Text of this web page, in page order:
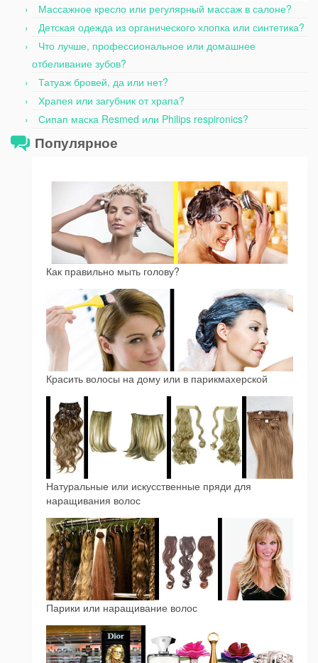
Массажное кресло или регулярный массаж в салоне?
Детская одежда из органического хлопка или синтетика?
Что лучше, профессиональное или домашнее
отбеливание зубов?
Татуаж бровей, да или нет?
Храпея или загубник от храпа?
Сипап маска Resmed или Philips respironics?
Популярное
Как правильно мыть голову?
Красить волосы на дому или в парикмахерской
Натуральные или искусственные пряди для
наращивания волос
Парики или наращивание волос